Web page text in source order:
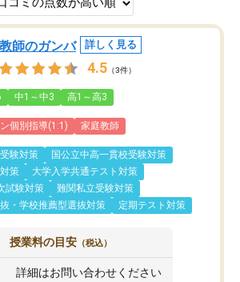
師のガンバ 詳しく見る
4.5 （3件）
中1～中3 高1～高3
個別指導(1:1) 家庭教師
験対策
国公立中高一貫校受験対策
策
大学入学共通テスト対策
試験対策
難関私立受験対策
・学校推薦型選抜対策
定期テスト対策
授業料の目安 （税込）
詳細はお問い合わせください